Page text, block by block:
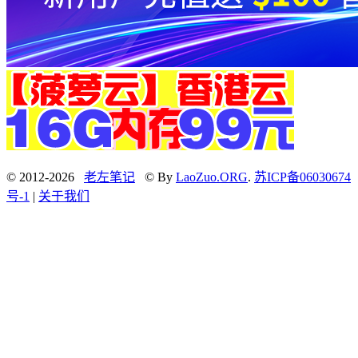
© 2012-2026 老左笔记 © By LaoZuo.ORG. 苏ICP备06030674
号-1 | 关于我们